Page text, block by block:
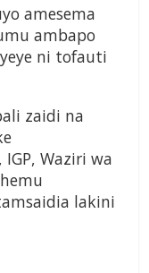
amesema
ambapo
ni tofauti
zaidi na
IGP, Waziri wa
lakini